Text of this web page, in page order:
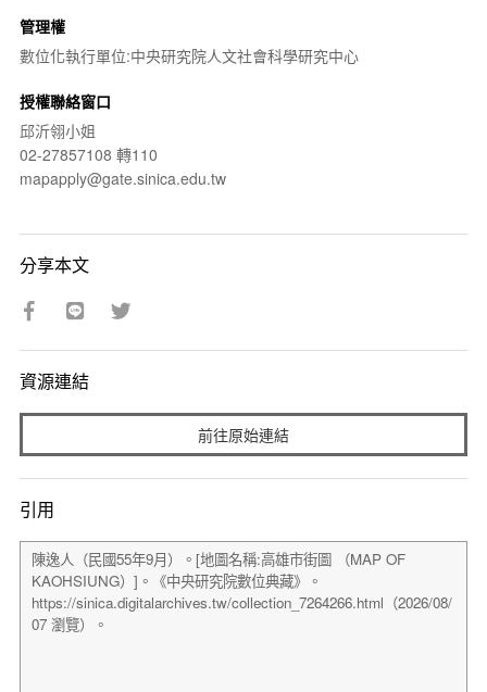
管理權
數位化執行單位:中央研究院人文社會科學研究中心
授權聯絡窗口
邱沂翎小姐
02-27857108 轉110
mapapply@gate.sinica.edu.tw
分享本文
資源連結
前往原始連結
引用